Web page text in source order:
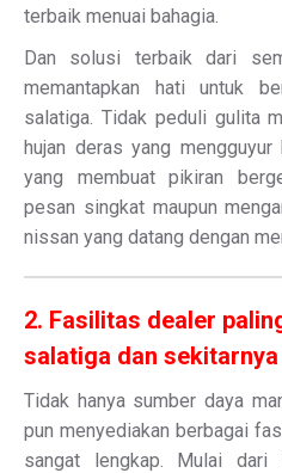
terbaik menuai bahagia.
Dan solusi terbaik dari
memantapkan hati untuk
salatiga. Tidak peduli gulita
hujan deras yang
yang membuat pikiran
pesan singkat maupun
nissan yang datang dengan
2. Fasilitas dealer
salatiga dan sekitarnya
Tidak hanya sumber daya
pun menyediakan berbagai
sangat lengkap. Mulai dari